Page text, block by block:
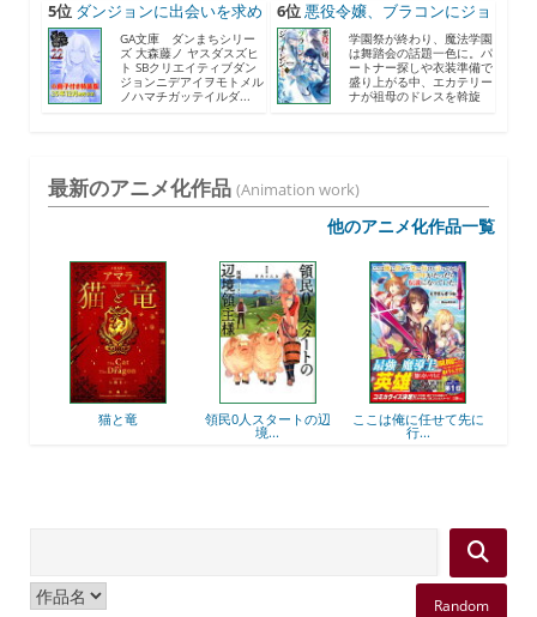
5位 ダンジョンに出会いを求め
る...
GA文庫 ダンまちシリー
ズ 大森藤ノ ヤスダスズヒ
ト SBクリエイティブダン
ジョンニデアイヲモトメル
ノハマチガッテイルダ...
6位悪役令嬢、ブラコンにジョ
ブ...
学園祭が終わり、魔法学園
は舞踏会の話題一色に。パ
ートナー探しや衣装準備で
盛り上がる中、エカテリー
ナが祖母のドレスを斡旋
最新のアニメ化作品 (Animation work)
他のアニメ化作品一覧
猫と竜 領民0人スタートの辺
境...
ここは俺に任せて先に
行...
Random